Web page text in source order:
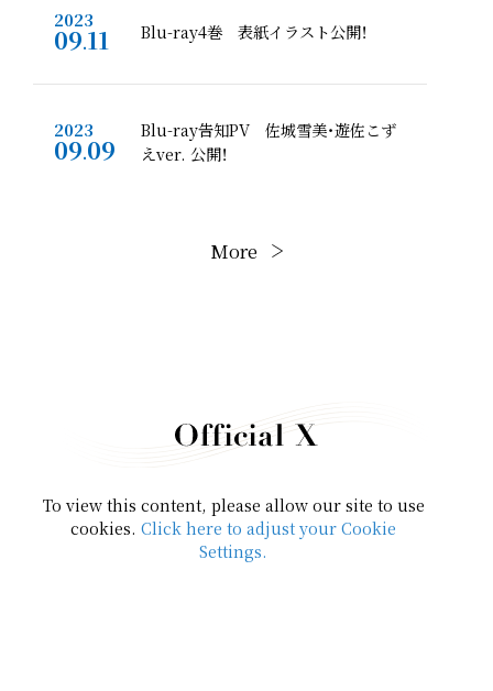
2023
09.11 Blu-ray4巻 表紙イラスト公開！
2023
09.09
Blu-ray告知PV 佐城雪美・遊佐こず
えver. 公開！
Blu-ray2巻パッケージ開封動画公開！
TVアニメ「アイドルマスター シンデレ
細情報公開！
More
To view this content, please allow our site to use
cookies.Click here to adjust your Cookie
Settings.